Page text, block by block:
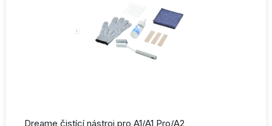
Dreame čistící nástroj pro A1/A1 Pro/A2